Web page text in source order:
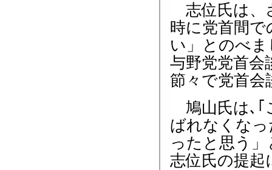
志位氏は、
時に党首間
い」とのべ
与野党党首会
節々で党首
鳩山氏は､｢
ばれなくな
ったと思う
志位氏の提起